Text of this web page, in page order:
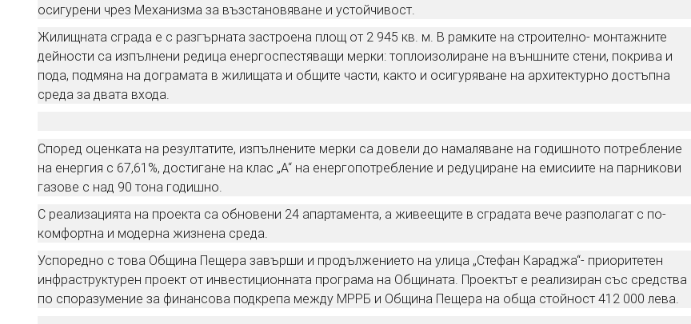
осигурени чрез Механизма за възстановяване и устойчивост.
Жилищната сграда е с разгърната застроена площ от 2 945 кв. м. В рамките на строително- монтажните
дейности са изпълнени редица енергоспестяващи мерки: топлоизолиране на външните стени, покрива и
пода, подмяна на дограмата в жилищата и общите части, както и осигуряване на архитектурно достъпна
среда за двата входа.
Според оценката на резултатите, изпълнените мерки са довели до намаляване на годишното потребление
на енергия с 67,61%, достигане на клас „А“ на енергопотребление и редуциране на емисиите на парникови
газове с над 90 тона годишно.
С реализацията на проекта са обновени 24 апартамента, а живеещите в сградата вече разполагат с по-
комфортна и модерна жизнена среда.
Успоредно с това Община Пещера завърши и продължението на улица „Стефан Караджа“- приоритетен
инфраструктурен проект от инвестиционната програма на Общината. Проектът е реализиран със средства
по споразумение за финансова подкрепа между МРРБ и Община Пещера на обща стойност 412 000 лева.